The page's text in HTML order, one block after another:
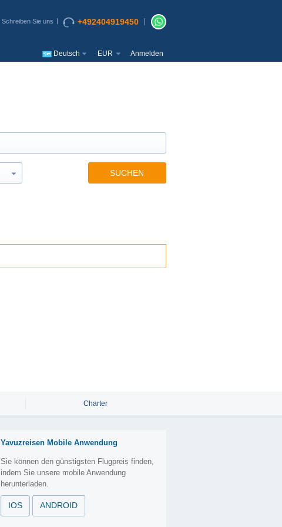
Schreiben Sie uns +492404919450
Deutsch EUR Anmelden
SUCHEN
Charter
Yavuzreisen Mobile Anwendung
Sie können den günstigsten Flugpreis finden,
indem Sie unsere mobile Anwendung
herunterladen.
IOS ANDROID